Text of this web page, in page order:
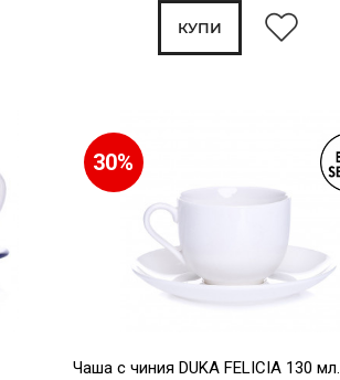
КУПИ
30%
Чаша с чиния DUKA FELICIA 130 мл.